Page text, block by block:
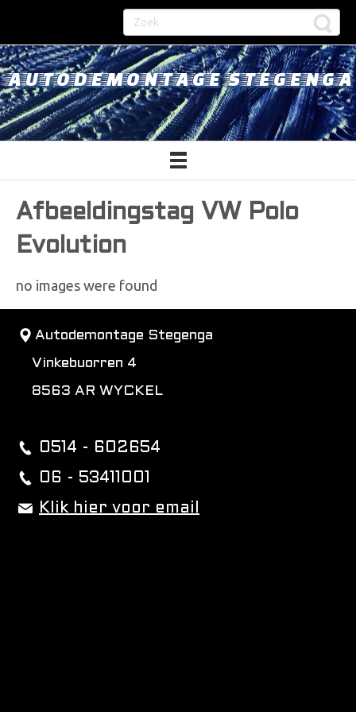
AUTODEMONTAGE STEGENGA
Afbeeldingstag VW Polo
Evolution
no images were found
Autodemontage Stegenga
Vinkebuorren 4
8563 AR WYCKEL
0514 - 602654
06 - 53411001
Klik hier voor email